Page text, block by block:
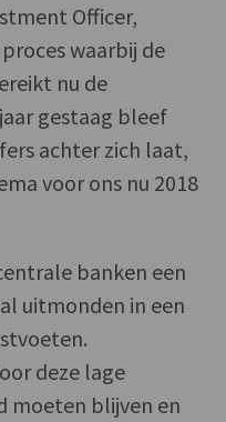
Officer,
waarbij de
nu de
gestaag bleef
achter zich laat,
voor ons nu 2018
banken een
uitmonden in een
deze lage
moeten blijven en